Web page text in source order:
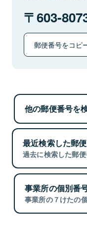
603-
郵便番号をコピ
他の郵便番号を
最近検索した郵
過去に検索した郵便
事業所の個別番
事業所の７けたの